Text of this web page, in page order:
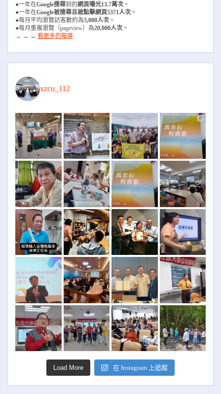
●一年在Google搜尋到的網頁曝光13.7萬次 。
●一年在Google被搜尋且被點擊網頁5371人次 。
●每月平均瀏覽訪客數約為5,000人次 。
●每月重複瀏覽（pageview）為20,000人次 。
→ → → 看更多的報導
xzcu_112
Load More 在 Instagram 上追蹤